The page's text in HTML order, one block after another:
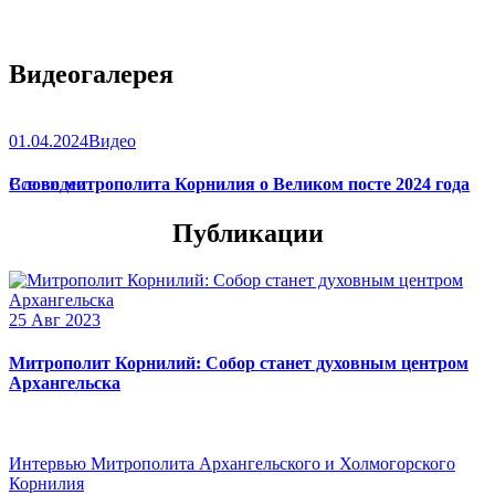
Видеогалерея
01.04.2024Видео
Слово митрополита Корнилия о Великом посте 2024 года
Все видео
Публикации
25 Авг 2023
Митрополит Корнилий: Собор станет духовным центром
Архангельска
Интервью Митрополита Архангельского и Холмогорского
Корнилия